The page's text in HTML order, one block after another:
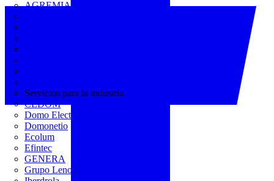
AGREMIA
Servicios para la industria
CEDOM
Domo Electra
Domonetio
Ecolum
Efintec
GENERA
Grupo Lenor